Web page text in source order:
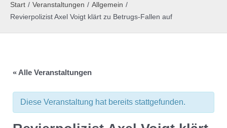
Start / Veranstaltungen / Allgemein /
Revierpolizist Axel Voigt klärt zu Betrugs-Fallen auf
« Alle Veranstaltungen
Diese Veranstaltung hat bereits stattgefunden.